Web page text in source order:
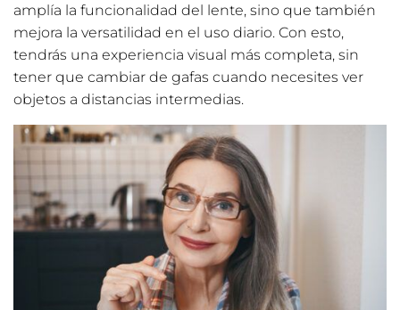
amplía la funcionalidad del lente, sino que también
mejora la versatilidad en el uso diario. Con esto,
tendrás una experiencia visual más completa, sin
tener que cambiar de gafas cuando necesites ver
objetos a distancias intermedias.